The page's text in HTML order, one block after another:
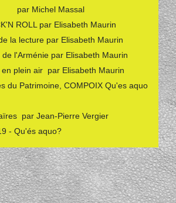
Massal
ROLL par Elisabeth Maurin
lecture par Elisabeth Maurin
l'Arménie par Elisabeth Maurin
plein air par Elisabeth Maurin
Patrimoine, COMPOIX Qu'es aquo
par Jean-Pierre Vergier
- Qu'és aquo?